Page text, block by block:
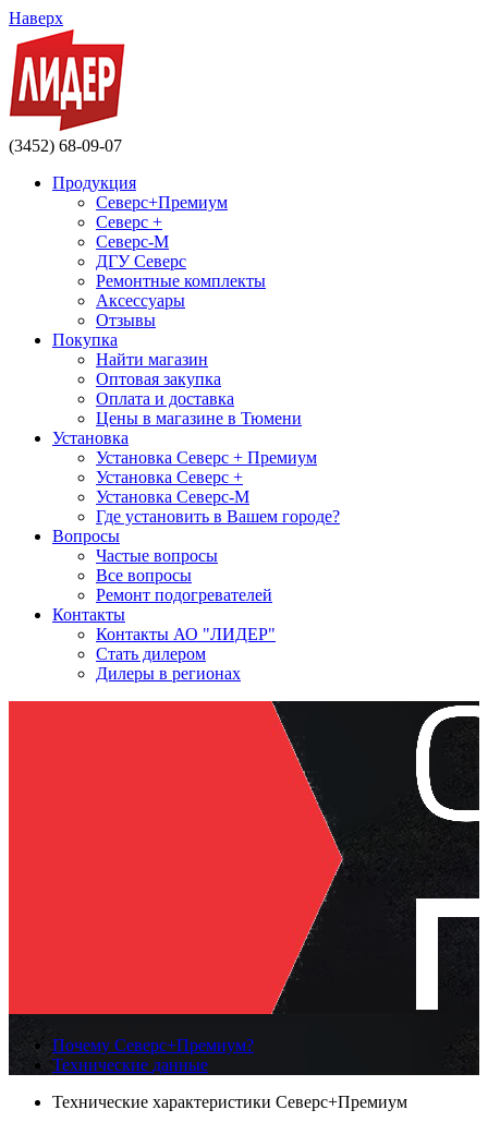
Наверх
(3452) 68-09-07
Продукция
Северс+Премиум
Северс +
Северс-М
ДГУ Северс
Ремонтные комплекты
Аксессуары
Отзывы
Покупка
Найти магазин
Оптовая закупка
Оплата и доставка
Цены в магазине в Тюмени
Установка
Установка Северс + Премиум
Установка Северс +
Установка Северс-М
Где установить в Вашем городе?
Вопросы
Частые вопросы
Все вопросы
Ремонт подогревателей
Контакты
Контакты АО "ЛИДЕР"
Стать дилером
Дилеры в регионах
Почему Северс+Премиум?
Технические данные
Технические характеристики Северс+Премиум